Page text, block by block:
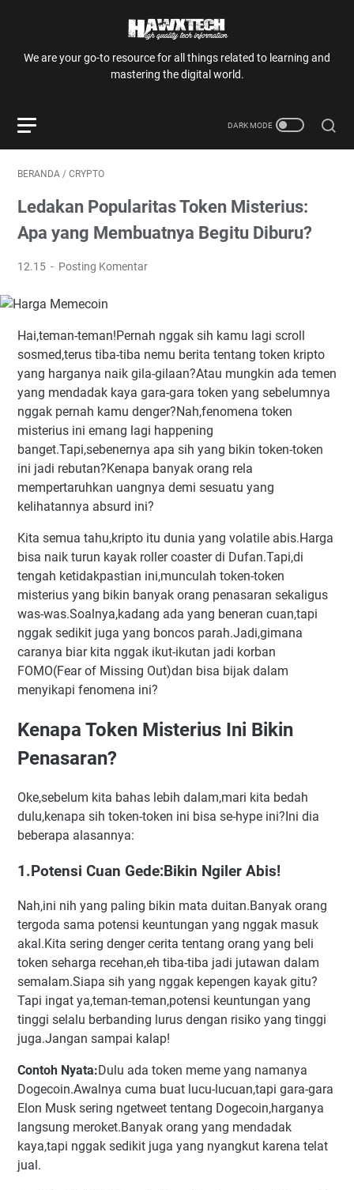
We are your go-to resource for all things related to learning and
mastering the digital world.
BERANDA / CRYPTO
Ledakan Popularitas Token Misterius:
Apa yang Membuatnya Begitu Diburu?
12.15 Posting Komentar
Hai,teman-teman!Pernah nggak sih kamu lagi scroll
sosmed,terus tiba-tiba nemu berita tentang token kripto
yang harganya naik gila-gilaan?Atau mungkin ada temen
yang mendadak kaya gara-gara token yang sebelumnya
nggak pernah kamu denger?Nah,fenomena token
misterius ini emang lagi happening
banget.Tapi,sebenernya apa sih yang bikin token-token
ini jadi rebutan?Kenapa banyak orang rela
mempertaruhkan uangnya demi sesuatu yang
kelihatannya absurd ini?
Kita semua tahu,kripto itu dunia yang volatile abis.Harga
bisa naik turun kayak roller coaster di Dufan.Tapi,di
tengah ketidakpastian ini,munculah token-token
misterius yang bikin banyak orang penasaran sekaligus
was-was.Soalnya,kadang ada yang beneran cuan,tapi
nggak sedikit juga yang boncos parah.Jadi,gimana
caranya biar kita nggak ikut-ikutan jadi korban
FOMO(Fear of Missing Out)dan bisa bijak dalam
menyikapi fenomena ini?
Kenapa Token Misterius Ini Bikin
Penasaran?
Oke,sebelum kita bahas lebih dalam,mari kita bedah
dulu,kenapa sih token-token ini bisa se-hype ini?Ini dia
beberapa alasannya:
1.Potensi Cuan Gede:Bikin Ngiler Abis!
Nah,ini nih yang paling bikin mata duitan.Banyak orang
tergoda sama potensi keuntungan yang nggak masuk
akal.Kita sering denger cerita tentang orang yang beli
token seharga recehan,eh tiba-tiba jadi jutawan dalam
semalam.Siapa sih yang nggak kepengen kayak gitu?
Tapi ingat ya,teman-teman,potensi keuntungan yang
tinggi selalu berbanding lurus dengan risiko yang tinggi
juga.Jangan sampai kalap!
Contoh Nyata:Dulu ada token meme yang namanya
Dogecoin.Awalnya cuma buat lucu-lucuan,tapi gara-gara
Elon Musk sering ngetweet tentang Dogecoin,harganya
langsung meroket.Banyak orang yang mendadak
kaya,tapi nggak sedikit juga yang nyangkut karena telat
jual.